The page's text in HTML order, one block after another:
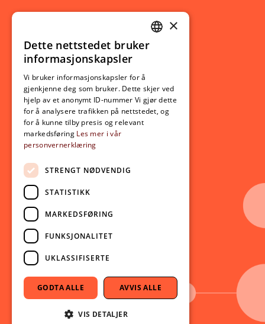
Ny student
Utveksling
Opptak
Lov- og regelverk
Aktuelt
Nyheter
Arrangementer
Nyhetsbrev
Ledige stillinger
Følg oss på sosiale medier:
Facebook
Instagram
Youtube
LinkedIn
TikTok
NORWEGIAN
×
Dette nettstedet bruker
informasjonskapsler
Vi bruker informasjonskapsler for å
gjenkjenne deg som bruker. Dette skjer ved
hjelp av et anonymt ID-nummer Vi gjør dette
for å analysere trafikken på nettstedet, og
for å kunne tilby presis og relevant
markedsføring Les mer i vår
personvernerklæring
STRENGT NØDVENDIG
STATISTIKK
MARKEDSFØRING
FUNKSJONALITET
UKLASSIFISERTE
GODTA ALLE AVVIS ALLE
VIS DETALJER